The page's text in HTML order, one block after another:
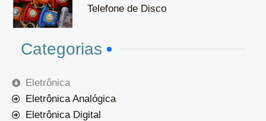
Telefone de Disco
Categorias
Eletrônica
Eletrônica Analógica
Eletrônica Digital